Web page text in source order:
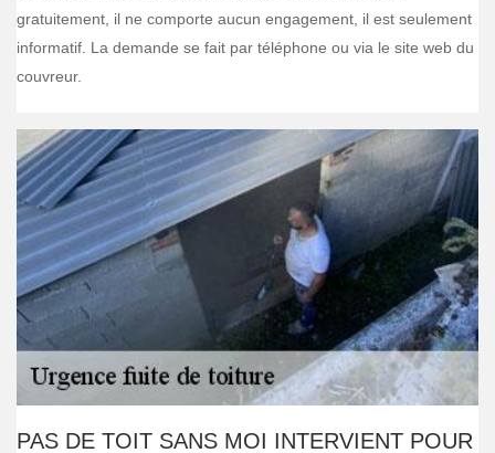
gratuitement, il ne comporte aucun engagement, il est seulement
informatif. La demande se fait par téléphone ou via le site web du
couvreur.
PAS DE TOIT SANS MOI INTERVIENT POUR